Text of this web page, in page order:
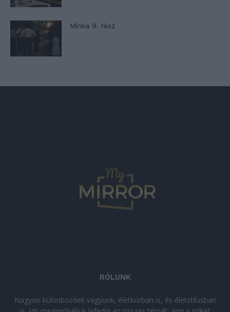
Minka 9. rész
RÓLUNK
Nagyon különbözőek vagyunk, életkorban is, és életstílusban